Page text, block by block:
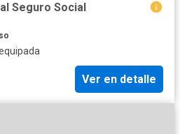
Seguro Social
Ver en detalle